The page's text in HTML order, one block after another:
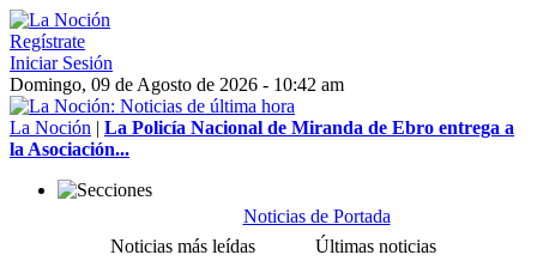
Regístrate
Iniciar Sesión
Domingo, 09 de Agosto de 2026 - 10:42 am
La Noción | La Policía Nacional de Miranda de Ebro entrega a
la Asociación...
Noticias de Portada
Noticias más leídas
Últimas noticias